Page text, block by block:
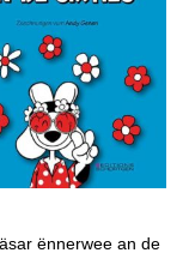
ënnerwee an de